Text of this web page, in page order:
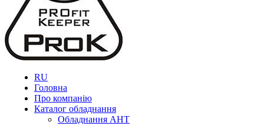
RU
Головна
Про компанію
Каталог обладнання
Обладнання AHT